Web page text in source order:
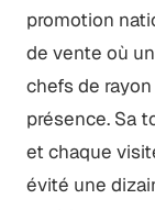
promotion
de vente où
chefs de
présence. Sa
et chaque
évité une